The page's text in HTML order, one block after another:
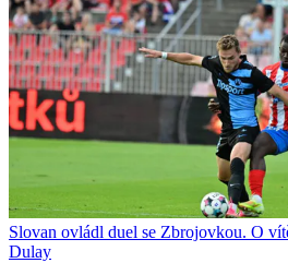
Slovan ovládl duel se Zbrojovkou. O
Dulay